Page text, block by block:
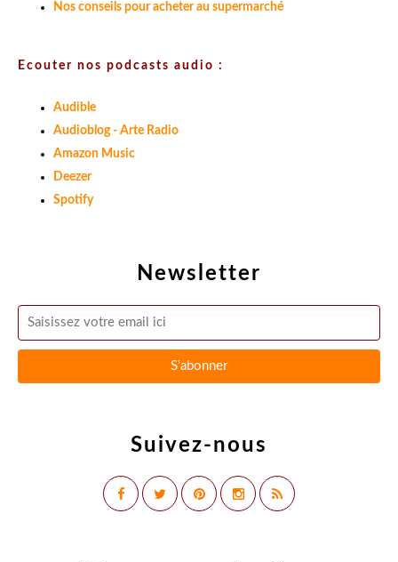
Newsletter
Suivez-nous
Nos conseils pour acheter au supermarché
Ecouter nos podcasts audio :
Audible
Audioblog - Arte Radio
Amazon Music
Deezer
Spotify